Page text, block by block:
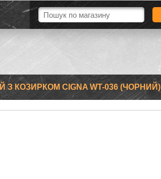
КОЗИРКОМ CIGNA WT-036 (ЧОРНИЙ)